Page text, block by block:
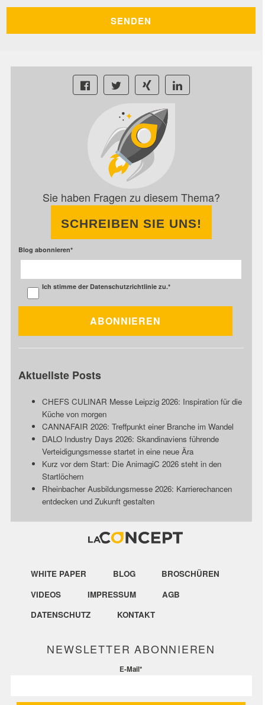
Sie haben Fragen zu diesem Thema?
SCHREIBEN SIE UNS!
Blog abonnieren*
Ich stimme der Datenschutzrichtlinie zu.*
Aktuellste Posts
CHEFS CULINAR Messe Leipzig 2026: Inspiration für die
Küche von morgen
CANNAFAIR 2026: Treffpunkt einer Branche im Wandel
DALO Industry Days 2026: Skandinaviens führende
Verteidigungsmesse startet in eine neue Ära
Kurz vor dem Start: Die AnimagiC 2026 steht in den
Startlöchern
Rheinbacher Ausbildungsmesse 2026: Karrierechancen
entdecken und Zukunft gestalten
WHITE PAPER BLOG
BROSCHÜREN
VIDEOS
IMPRESSUM
AGB
DATENSCHUTZ
KONTAKT
NEWSLETTER ABONNIEREN
E-Mail*